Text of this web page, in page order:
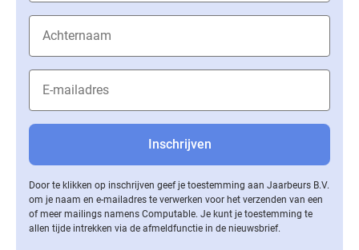
Door te klikken op inschrijven geef je toestemming aan Jaarbeurs B.V.
om je naam en e-mailadres te verwerken voor het verzenden van een
of meer mailings namens Computable. Je kunt je toestemming te
allen tijde intrekken via de af­meld­func­tie in de nieuwsbrief.